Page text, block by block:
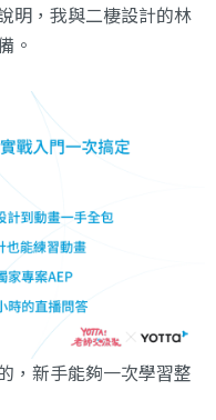
明，我與二棲設計的林
。
，新手能夠一次學習整